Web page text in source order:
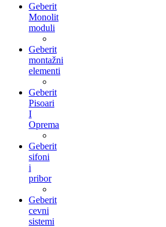
Geberit
Monolit
moduli
Geberit
montažni
elementi
Geberit
Pisoari
I
Oprema
Geberit
sifoni
i
pribor
Geberit
cevni
sistemi